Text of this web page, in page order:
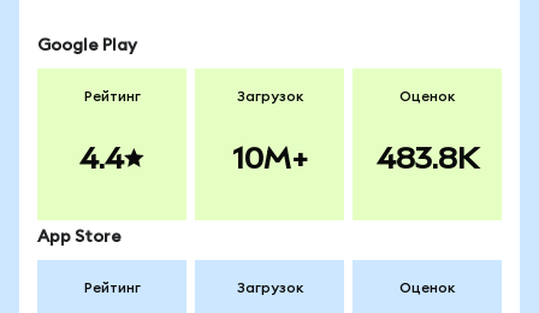
Google Play
Рейтинг
4.4
Загрузок
10M+
Оценок
483.8K
App Store
Рейтинг Загрузок Оценок